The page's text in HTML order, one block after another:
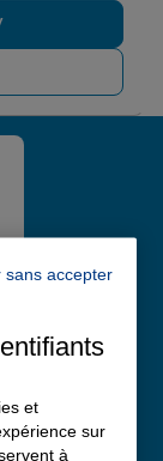
sans accepter
et
sur
à